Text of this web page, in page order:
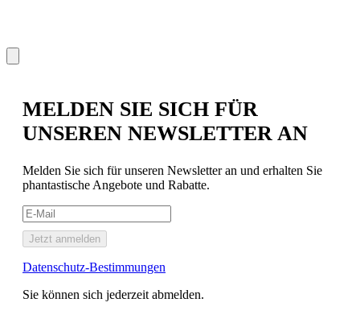
MELDEN SIE SICH FÜR
UNSEREN NEWSLETTER AN
Melden Sie sich für unseren Newsletter an und erhalten Sie
phantastische Angebote und Rabatte.
Jetzt anmelden
Datenschutz-Bestimmungen
Sie können sich jederzeit abmelden.